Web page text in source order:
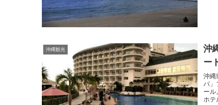
沖縄観光
沖
ー
沖縄
パ」
ール
ホテ